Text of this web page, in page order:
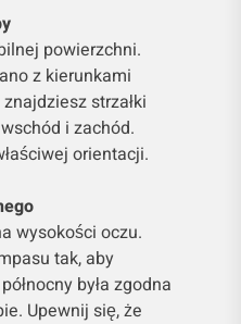
powierzchni.
z kierunkami
strzałki
i zachód.
orientacji.
wysokości oczu.
tak, aby
była zgodna
Upewnij się, że